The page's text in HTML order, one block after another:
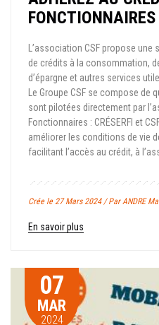
FONCTIONNAIRES
L’association CSF propose
de crédits à la consommation,
d’épargne et autres services
Le Groupe CSF se compose de
sont pilotées directement par
Fonctionnaires : CRÉSERFI et
améliorer les conditions de vie
facilitant l’accès au crédit, à
Crée le 27 Mars 2024 / Par ANDRE
En savoir plus
07
MAR
2024